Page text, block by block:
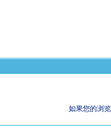
如果您的浏